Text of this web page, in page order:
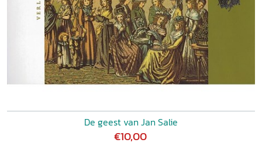
De geest van Jan Salie
€10,00